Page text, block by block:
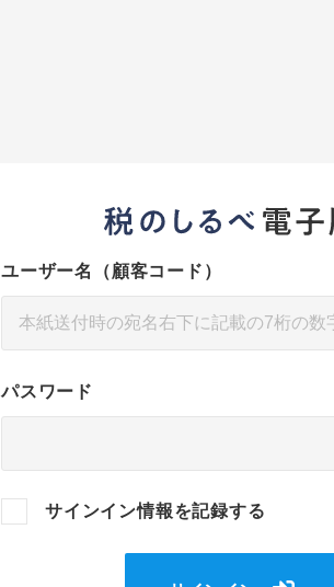
ユーザー名（顧客コード）
パスワード
サインイン情報を記録する